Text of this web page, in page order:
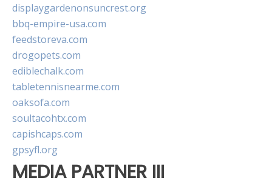
displaygardenonsuncrest.org
bbq-empire-usa.com
feedstoreva.com
drogopets.com
ediblechalk.com
tabletennisnearme.com
oaksofa.com
soultacohtx.com
capishcaps.com
gpsyfl.org
MEDIA PARTNER III